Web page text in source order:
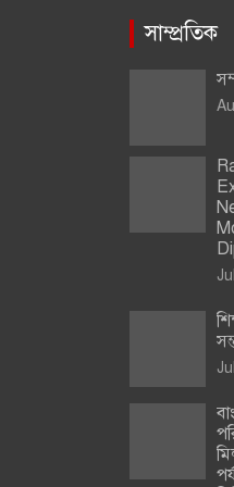
সাম্প্রতিক